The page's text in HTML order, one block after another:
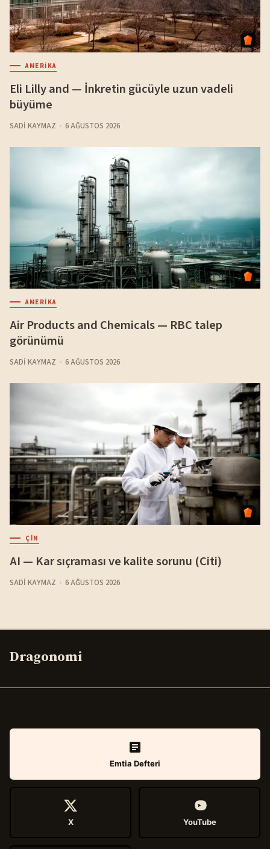
AMERIKA
Eli Lilly and — İnkretin gücüyle uzun vadeli
büyüme
SADI KAYMAZ 6 AĞUSTOS 2026
AMERIKA
Air Products and Chemicals — RBC talep
görünümü
SADI KAYMAZ 6 AĞUSTOS 2026
ÇIN
AI — Kar sıçraması ve kalite sorunu (Citi)
SADI KAYMAZ 6 AĞUSTOS 2026
Dragonomi
Emtia Defteri
X YouTube